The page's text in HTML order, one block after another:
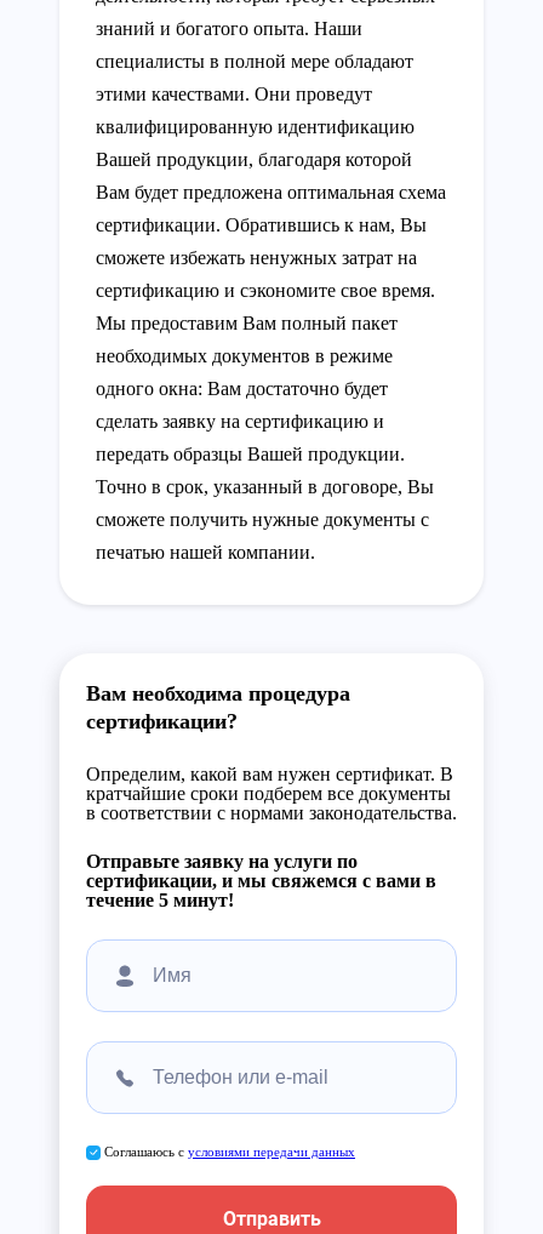
знаний и богатого опыта. Наши
специалисты в полной мере обладают
этими качествами. Они проведут
квалифицированную идентификацию
Вашей продукции, благодаря которой
Вам будет предложена оптимальная схема
сертификации. Обратившись к нам, Вы
сможете избежать ненужных затрат на
сертификацию и сэкономите свое время.
Мы предоставим Вам полный пакет
необходимых документов в режиме
одного окна: Вам достаточно будет
сделать заявку на сертификацию и
передать образцы Вашей продукции.
Точно в срок, указанный в договоре, Вы
сможете получить нужные документы с
печатью нашей компании.
Вам необходима процедура
сертификации?
Определим, какой вам нужен сертификат. В
кратчайшие сроки подберем все документы
в соответствии с нормами законодательства.
Отправьте заявку на услуги по
сертификации, и мы свяжемся с вами в
течение 5 минут!
Соглашаюсь с условиями передачи данных
Отправить